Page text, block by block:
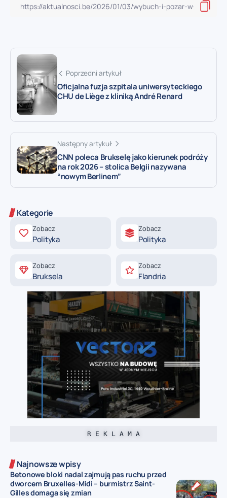
Poprzedni artykuł
Oficjalna fuzja szpitala uniwersyteckiego
CHU de Liège z kliniką André Renard
Następny artykuł
CNN poleca Brukselę jako kierunek podróży
na rok 2026 – stolica Belgii nazywana
“nowym Berlinem”
Kategorie
Zobacz
Polityka
Zobacz
Polityka
Zobacz
Bruksela
Zobacz
Flandria
R E K L A M A
Najnowsze wpisy
Betonowe bloki nadal zajmują pas ruchu przed
dworcem Bruxelles-Midi – burmistrz Saint-
Gilles domaga się zmian